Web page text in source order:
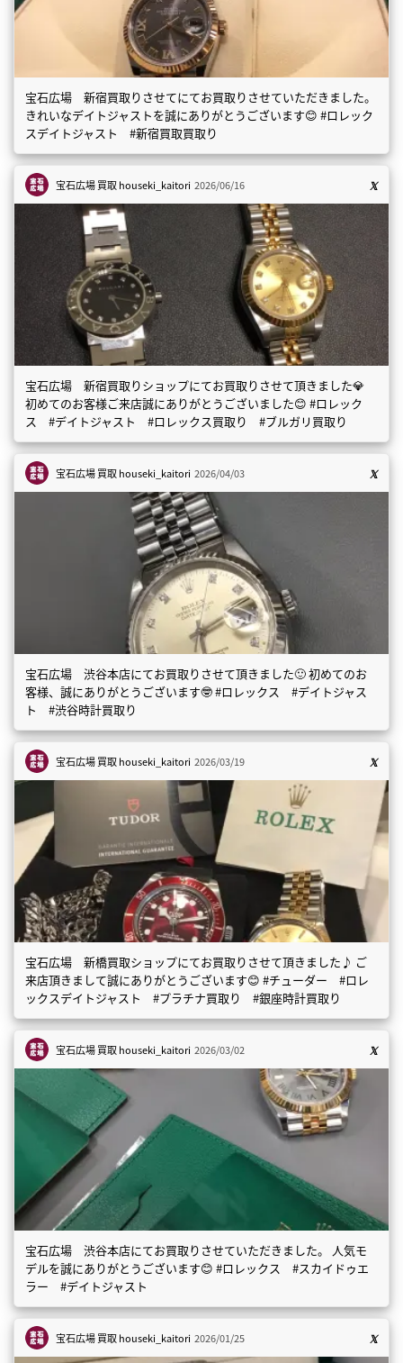
宝石広場 新宿買取りさせてにてお買取りさせていただきました。
きれいなデイトジャストを誠にありがとうございます😊 #ロレック
スデイトジャスト #新宿買取買取り
宝石広場 買取houseki_kaitori 2026/06/16
宝石広場 新宿買取りショップにてお買取りさせて頂きました💎
初めてのお客様ご来店誠にありがとうございました😊 #ロレック
ス #デイトジャスト #ロレックス買取り #ブルガリ買取り
宝石広場 買取houseki_kaitori 2026/04/03
宝石広場 渋谷本店にてお買取りさせて頂きました🙂 初めてのお
客様、誠にありがとうございます🤓 #ロレックス #デイトジャス
ト #渋谷時計買取り
宝石広場 買取houseki_kaitori 2026/03/19
宝石広場 新橋買取ショップにてお買取りさせて頂きました♪ ご
来店頂きまして誠にありがとうございます😊 #チューダー #ロレ
ックスデイトジャスト #プラチナ買取り #銀座時計買取り
宝石広場 買取houseki_kaitori 2026/03/02
宝石広場 渋谷本店にてお買取りさせていただきました。 人気モ
デルを誠にありがとうございます😊 #ロレックス #スカイドゥエ
ラー #デイトジャスト
宝石広場 買取houseki_kaitori 2026/01/25